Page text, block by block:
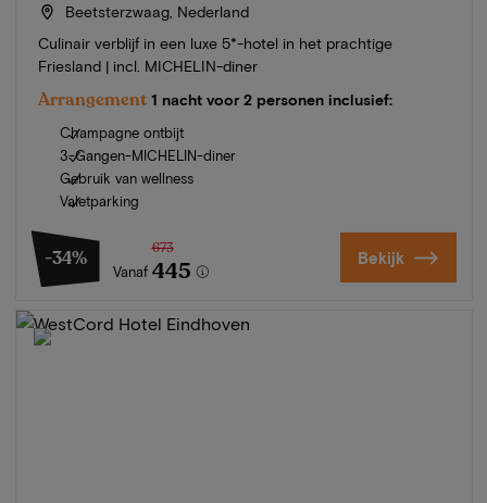
Beetsterzwaag, Nederland
Culinair verblijf in een luxe 5*-hotel in het prachtige
Friesland | incl. MICHELIN-diner
Arrangement 1 nacht voor 2 personen inclusief:
Champagne ontbijt
3-Gangen-MICHELIN-diner
Gebruik van wellness
Valetparking
-34%
Vanaf
673
445 Bekijk